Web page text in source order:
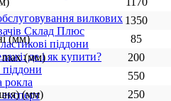
вилкових
Склад Плюс
піддони
де і як купити?
піддони
рокла
1350
(мм)
85
max (мм)
200
550
(мм)
250